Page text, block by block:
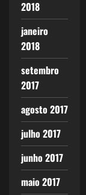
2018
janeiro
2018
setembro
2017
agosto 2017
julho 2017
junho 2017
maio 2017